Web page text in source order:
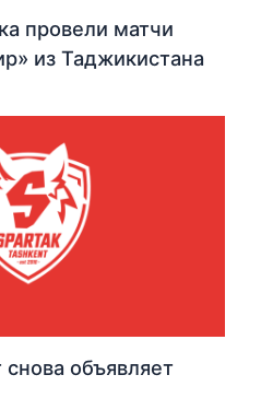
провели матчи
из Таджикистана
объявляет